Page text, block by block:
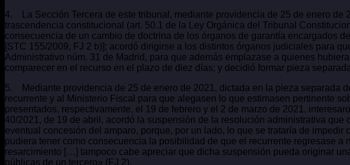
4. La Sección Tercera de este tribunal, mediante providencia de 25 de enero de
trascendencia constitucional (art. 50.1 de la Ley Orgánica del Tribunal
consecuencia de un cambio de doctrina de los órganos de garantía encargados
[STC 155/2009, FJ 2 b)]; acordó dirigirse a los distintos órganos judiciales para
Administrativo núm. 31 de Madrid, para que además emplazase a quienes
comparecer en el recurso en el plazo de diez días; y decidió formar pieza
5. Mediante providencia de 25 de enero de 2021, dictada en la pieza separada
recurrente y al Ministerio Fiscal para que alegasen lo que estimasen pertinente
presentados, respectivamente, el 19 de febrero y el 2 de marzo de 2021,
40/2021, de 19 de abril, acordó la suspensión de la resolución administrativa
eventual concesión del amparo, porque, por un lado, lo que se trataría de
pudiera tener como consecuencia la posibilidad de que el recurrente regresase
resarcimiento […] tampoco cabe apreciar que dicha suspensión pueda originar
públicas de un tercero» (FJ 2).